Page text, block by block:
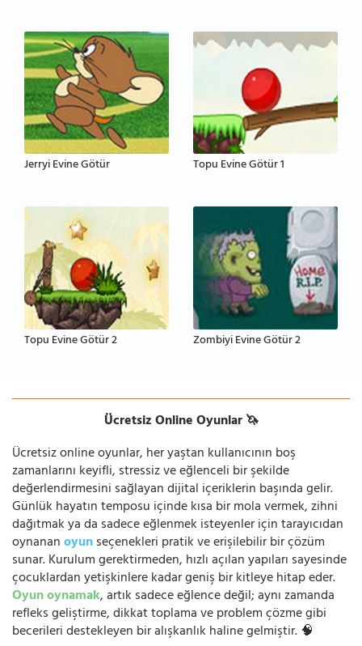
Jerryi Evine Götür Topu Evine Götür 1
Topu Evine Götür 2 Zombiyi Evine Götür 2
Ücretsiz Online Oyunlar 🦄
Ücretsiz online oyunlar, her yaştan kullanıcının boş
zamanlarını keyifli, stressiz ve eğlenceli bir şekilde
değerlendirmesini sağlayan dijital içeriklerin başında gelir.
Günlük hayatın temposu içinde kısa bir mola vermek, zihni
dağıtmak ya da sadece eğlenmek isteyenler için tarayıcıdan
oynananoyunseçenekleri pratik ve erişilebilir bir çözüm
sunar. Kurulum gerektirmeden, hızlı açılan yapıları sayesinde
çocuklardan yetişkinlere kadar geniş bir kitleye hitap eder.
Oyun oynamak, artık sadece eğlence değil; aynı zamanda
refleks geliştirme, dikkat toplama ve problem çözme gibi
becerileri destekleyen bir alışkanlık haline gelmiştir. 🧠